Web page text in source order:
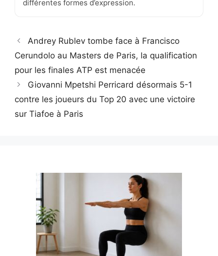
différentes formes d’expression.
Andrey Rublev tombe face à Francisco
Cerundolo au Masters de Paris, la qualification
pour les finales ATP est menacée
Giovanni Mpetshi Perricard désormais 5-1
contre les joueurs du Top 20 avec une victoire
sur Tiafoe à Paris